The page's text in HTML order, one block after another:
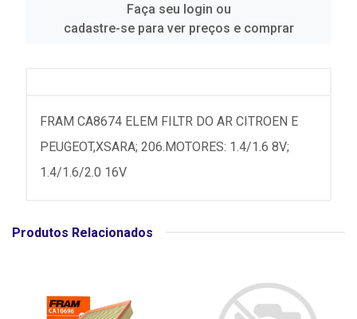
Faça seu login ou
cadastre-se para ver preços e comprar
FRAM CA8674 ELEM FILTR DO AR CITROEN E
PEUGEOT,XSARA; 206.MOTORES: 1.4/1.6 8V;
1.4/1.6/2.0 16V
Produtos Relacionados